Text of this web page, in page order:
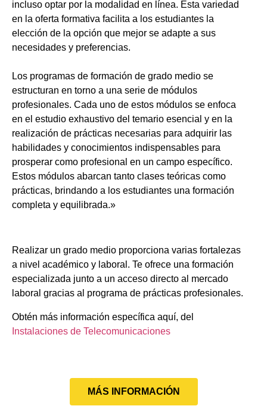
incluso optar por la modalidad en línea. Esta variedad
en la oferta formativa facilita a los estudiantes la
elección de la opción que mejor se adapte a sus
necesidades y preferencias.
Los programas de formación de grado medio se
estructuran en torno a una serie de módulos
profesionales. Cada uno de estos módulos se enfoca
en el estudio exhaustivo del temario esencial y en la
realización de prácticas necesarias para adquirir las
habilidades y conocimientos indispensables para
prosperar como profesional en un campo específico.
Estos módulos abarcan tanto clases teóricas como
prácticas, brindando a los estudiantes una formación
completa y equilibrada.»
Realizar un grado medio proporciona varias fortalezas
a nivel académico y laboral. Te ofrece una formación
especializada junto a un acceso directo al mercado
laboral gracias al programa de prácticas profesionales.
Obtén más información específica aquí, del
Instalaciones de Telecomunicaciones
MÁS INFORMACIÓN